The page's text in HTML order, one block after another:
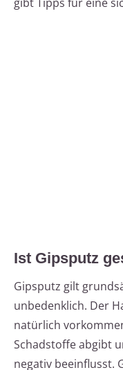
Ist Gipsputz
Gipsputz gilt
unbedenklich. Der
natürlich
Schadstoffe abgibt
negativ beeinflusst.